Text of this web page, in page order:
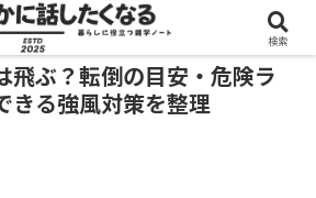
飛ぶ？転倒の目安・危険ラ
きる強風対策を整理
検索